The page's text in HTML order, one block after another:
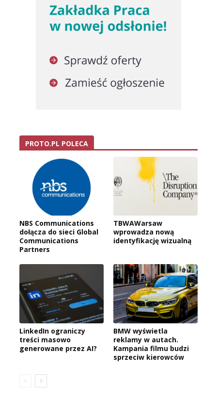
PROTO.PL POLECA
NBS Communications
dołącza do sieci Global
Communications
Partners
TBWAWarsaw
wprowadza nową
identyfikację wizualną
LinkedIn ograniczy
treści masowo
generowane przez AI?
BMW wyświetla
reklamy w autach.
Kampania filmu budzi
sprzeciw kierowców